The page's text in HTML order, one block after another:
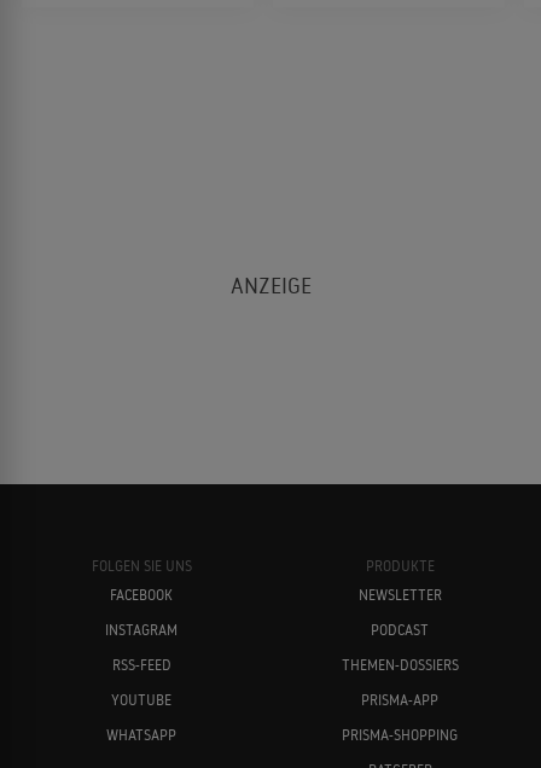
FOLGEN SIE UNS
FACEBOOK
INSTAGRAM
RSS-FEED
YOUTUBE
WHATSAPP
PRODUKTE
NEWSLETTER
PODCAST
THEMEN-DOSSIERS
PRISMA-APP
PRISMA-SHOPPING